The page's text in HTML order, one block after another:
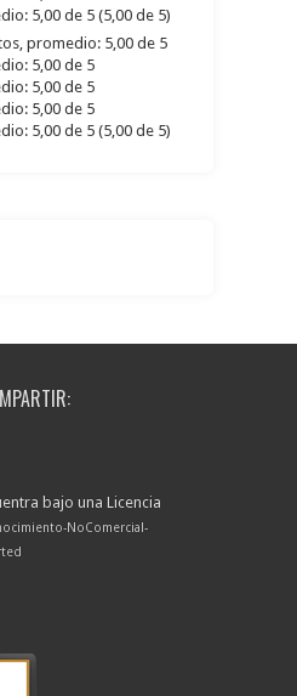
(5,00 de 5)
(5,00 de 5)
bajo una Licencia
NoComercial-